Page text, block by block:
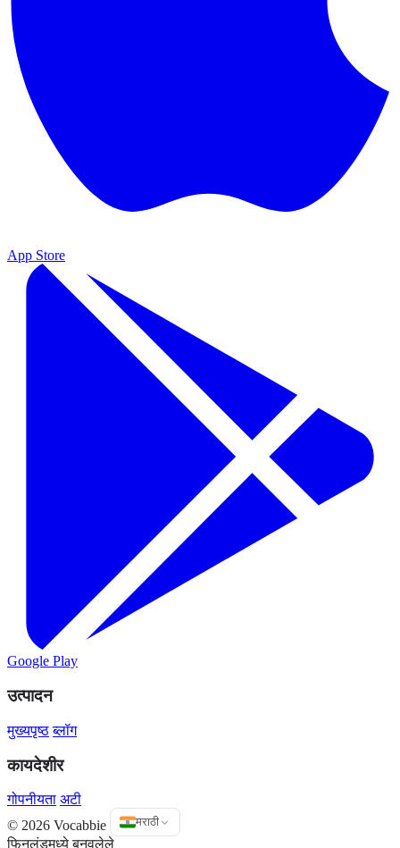
App Store
Google Play
उत्पादन
मुख्यपृष्ठ ब्लॉग
कायदेशीर
गोपनीयता अटी
© 2026 Vocabbie
मराठी
फिनलंडमध्ये बनवलेले